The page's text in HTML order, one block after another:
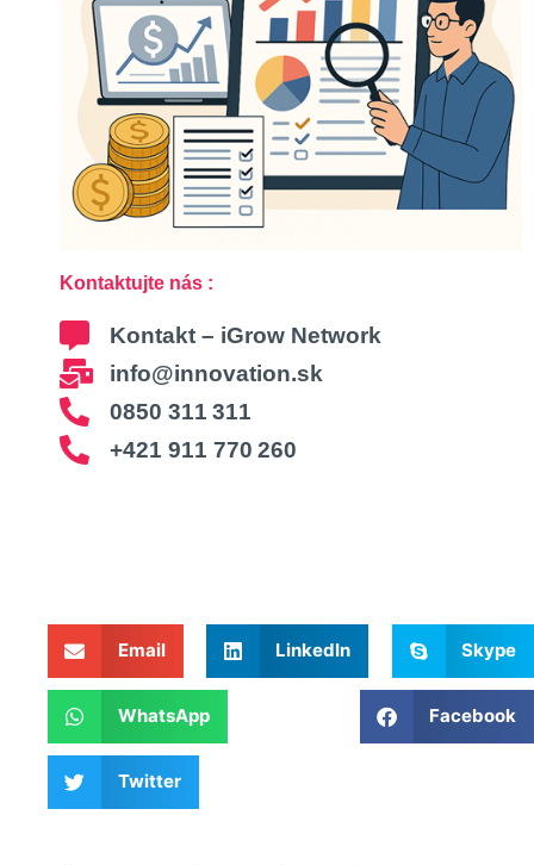
Kontaktujte nás :
Kontakt – iGrow Network
info@innovation.sk
0850 311 311
+421 911 770 260
Email LinkedIn Skype
WhatsApp Facebook
Twitter